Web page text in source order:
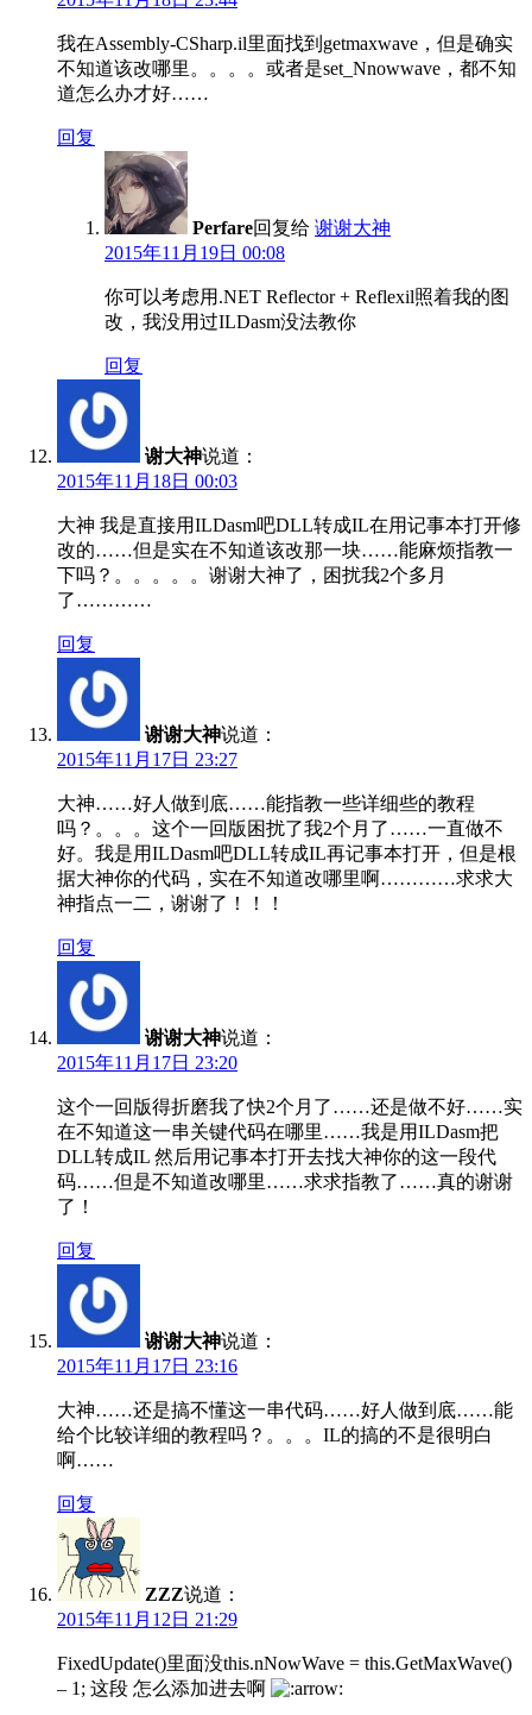
我在Assembly-CSharp.il里面找到getmaxwave，但是确实
不知道该改哪里。。。。或者是set_Nnowwave，都不知
道怎么办才好……
回复
Perfare回复给 谢谢大神
2015年11月19日 00:08
你可以考虑用.NET Reflector + Reflexil照着我的图
改，我没用过ILDasm没法教你
回复
谢大神说道：
2015年11月18日 00:03
大神 我是直接用ILDasm吧DLL转成IL在用记事本打开修
改的……但是实在不知道该改那一块……能麻烦指教一
下吗？。。。。。谢谢大神了，困扰我2个多月
了…………
回复
谢谢大神说道：
2015年11月17日 23:27
大神……好人做到底……能指教一些详细些的教程
吗？。。。这个一回版困扰了我2个月了……一直做不
好。我是用ILDasm吧DLL转成IL再记事本打开，但是根
据大神你的代码，实在不知道改哪里啊…………求求大
神指点一二，谢谢了！！！
回复
谢谢大神说道：
2015年11月17日 23:20
这个一回版得折磨我了快2个月了……还是做不好……实
在不知道这一串关键代码在哪里……我是用ILDasm把
DLL转成IL 然后用记事本打开去找大神你的这一段代
码……但是不知道改哪里……求求指教了……真的谢谢
了！
回复
谢谢大神说道：
2015年11月17日 23:16
大神……还是搞不懂这一串代码……好人做到底……能
给个比较详细的教程吗？。。。IL的搞的不是很明白
啊……
回复
ZZZ说道：
2015年11月12日 21:29
FixedUpdate()里面没this.nNowWave = this.GetMaxWave()
– 1; 这段 怎么添加进去啊